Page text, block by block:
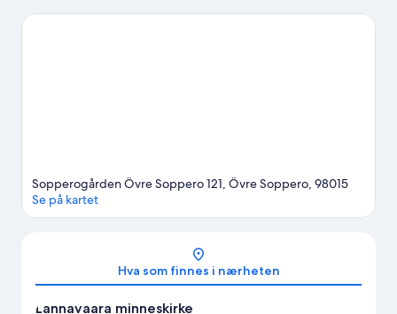
Kart
Sopperogården Övre Soppero 121, Övre Soppero, 98015
Se på kartet
Hva som finnes i nærheten
Lannavaara minneskirke